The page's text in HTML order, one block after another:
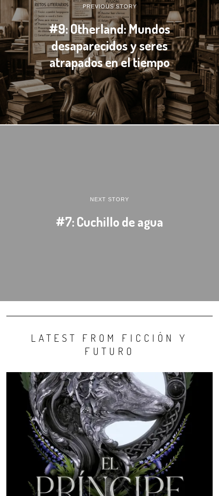
PREVIOUS STORY
#9: Otherland: Mundos
desaparecidos y seres
atrapados en el tiempo
NEXT STORY
#7: Cuchillo de agua
LATEST FROM FICCIÓN Y
FUTURO